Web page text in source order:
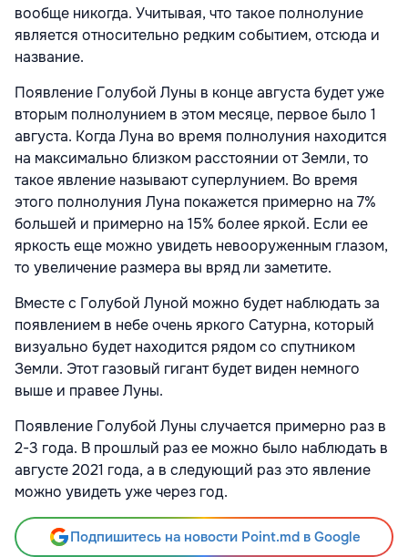
вообще никогда. Учитывая, что такое полнолуние
является относительно редким событием, отсюда и
название.
Появление Голубой Луны в конце августа будет уже
вторым полнолунием в этом месяце, первое было 1
августа. Когда Луна во время полнолуния находится
на максимально близком расстоянии от Земли, то
такое явление называют суперлунием. Во время
этого полнолуния Луна покажется примерно на 7%
большей и примерно на 15% более яркой. Если ее
яркость еще можно увидеть невооруженным глазом,
то увеличение размера вы вряд ли заметите.
Вместе с Голубой Луной можно будет наблюдать за
появлением в небе очень яркого Сатурна, который
визуально будет находится рядом со спутником
Земли. Этот газовый гигант будет виден немного
выше и правее Луны.
Появление Голубой Луны случается примерно раз в
2-3 года. В прошлый раз ее можно было наблюдать в
августе 2021 года, а в следующий раз это явление
можно увидеть уже через год.
Подпишитесь на новости Point.md в Google